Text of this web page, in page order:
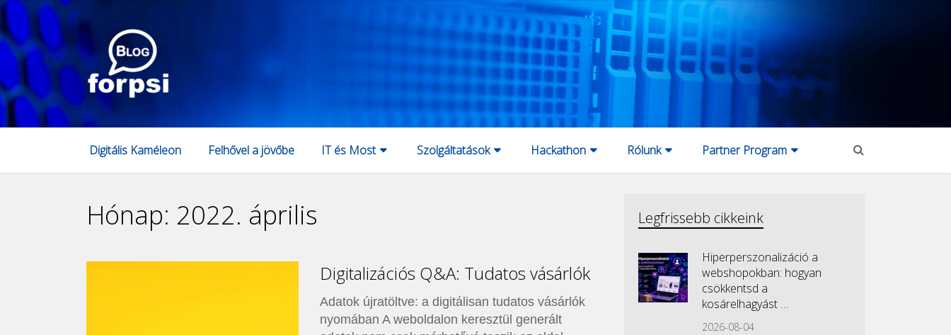
Digitális Kaméleon Felhővel a jövőbe IT és Most Szolgáltatások Hackathon Rólunk Partner Program
Hónap: 2022. április
Digitalizációs Q&A: Tudatos vásárlók
Adatok újratöltve: a digitálisan tudatos vásárlók
nyomában A weboldalon keresztül generált
Legfrissebb cikkeink
Hiperperszonalizáció a
webshopokban: hogyan
csökkentsd a
kosárelhagyást …
2026-08-04